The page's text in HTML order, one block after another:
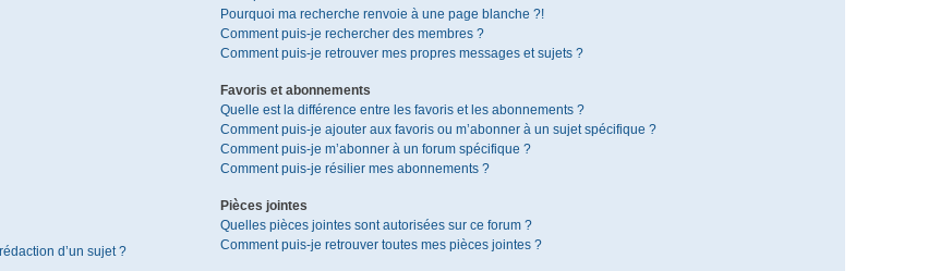
d’un sujet ?
Pourquoi ma recherche renvoie à une page blanche ?!
Comment puis-je rechercher des membres ?
Comment puis-je retrouver mes propres messages et sujets ?
Favoris et abonnements
Quelle est la différence entre les favoris et les abonnements ?
Comment puis-je ajouter aux favoris ou m’abonner à un sujet spécifique ?
Comment puis-je m’abonner à un forum spécifique ?
Comment puis-je résilier mes abonnements ?
Pièces jointes
Quelles pièces jointes sont autorisées sur ce forum ?
Comment puis-je retrouver toutes mes pièces jointes ?